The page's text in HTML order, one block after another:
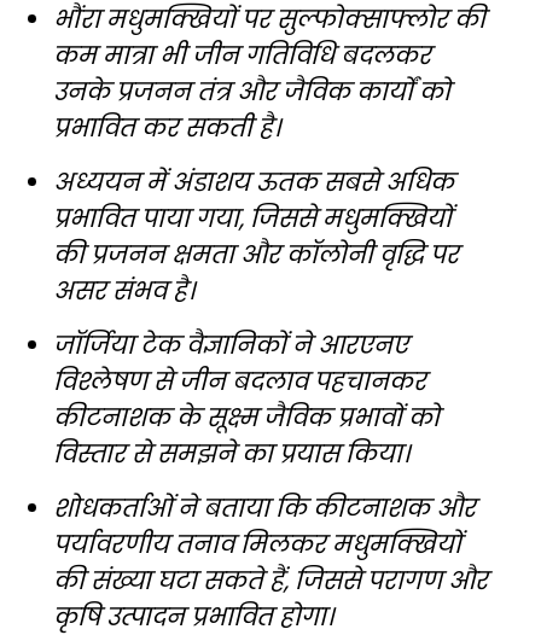
भौंरा मधुमक्खियों पर सुल्फोक्साफ्लोर की
कम मात्रा भी जीन गतिविधि बदलकर
उनके प्रजनन तंत्र और जैविक कार्यों को
प्रभावित कर सकती है।
अध्ययन में अंडाशय ऊतक सबसे अधिक
प्रभावित पाया गया, जिससे मधुमक्खियों
की प्रजनन क्षमता और कॉलोनी वृद्धि पर
असर संभव है।
जॉर्जिया टेक वैज्ञानिकों ने आरएनए
विश्लेषण से जीन बदलाव पहचानकर
कीटनाशक के सूक्ष्म जैविक प्रभावों को
विस्तार से समझने का प्रयास किया।
शोधकर्ताओं ने बताया कि कीटनाशक और
पर्यावरणीय तनाव मिलकर मधुमक्खियों
की संख्या घटा सकते हैं, जिससे परागण और
कृषि उत्पादन प्रभावित होगा।